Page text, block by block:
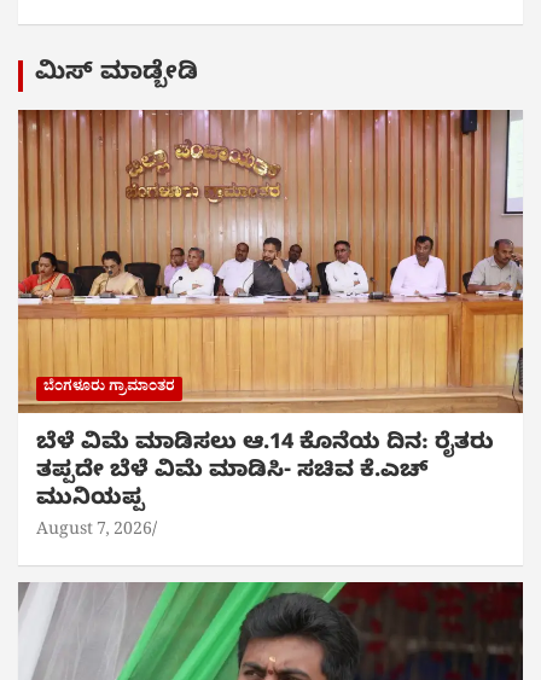
ಮಿಸ್ ಮಾಡ್ಬೇಡಿ
ಬೆಂಗಳೂರು ಗ್ರಾಮಾಂತರ
ಬೆಳೆ ವಿಮೆ ಮಾಡಿಸಲು ಆ.14 ಕೊನೆಯ ದಿನ: ರೈತರು
ತಪ್ಪದೇ ಬೆಳೆ ವಿಮೆ ಮಾಡಿಸಿ- ಸಚಿವ ಕೆ.ಎಚ್
ಮುನಿಯಪ್ಪ
August 7, 2026